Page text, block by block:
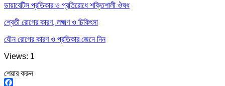
ডায়াবেটিস প্রতিকার ও প্রতিরোধে শক্তিশালী ঔষধ
শ্বেতী রোগের কারণ, লক্ষ্মণ ও চিকিৎসা
যৌন রোগের কারণ ও প্রতিকার জেনে নিন
Views: 1
শেয়ার করুন